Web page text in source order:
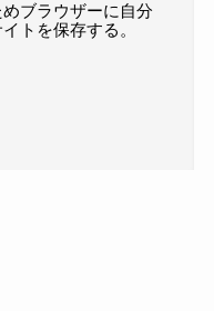
ブラウザーに自分
トを保存する。